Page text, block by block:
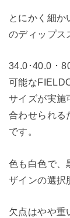
とにかく細
のディップス
34.0･40.0・
可能な
サイズが実施
合わせられる
です。
色も白色で、
ザインの選択
欠点はやや重